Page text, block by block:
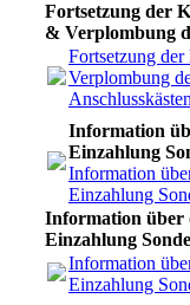
Fortsetzung der
& Verplombung
Fortsetzung
Verplombung
Information
Einzahlung
Information
Einzahlung
Information über
Einzahlung
Information
Einzahlung